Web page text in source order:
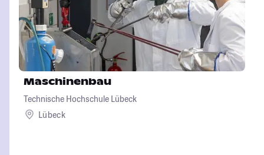
Maschinenbau
Technische Hochschule Lübeck
Lübeck